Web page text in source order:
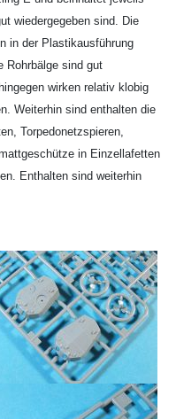
wiedergegeben sind. Die
in der Plastikausführung
Rohrbälge sind gut
wirken relativ klobig
Weiterhin sind enthalten die
Torpedonetzspieren,
in Einzellafetten
Enthalten sind weiterhin